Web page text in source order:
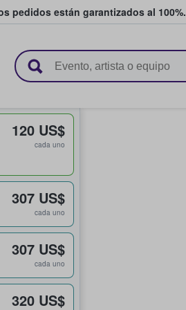
pedidos están garantizados al 100%.
120 US$
cada uno
307 US$
cada uno
307 US$
cada uno
320 US$